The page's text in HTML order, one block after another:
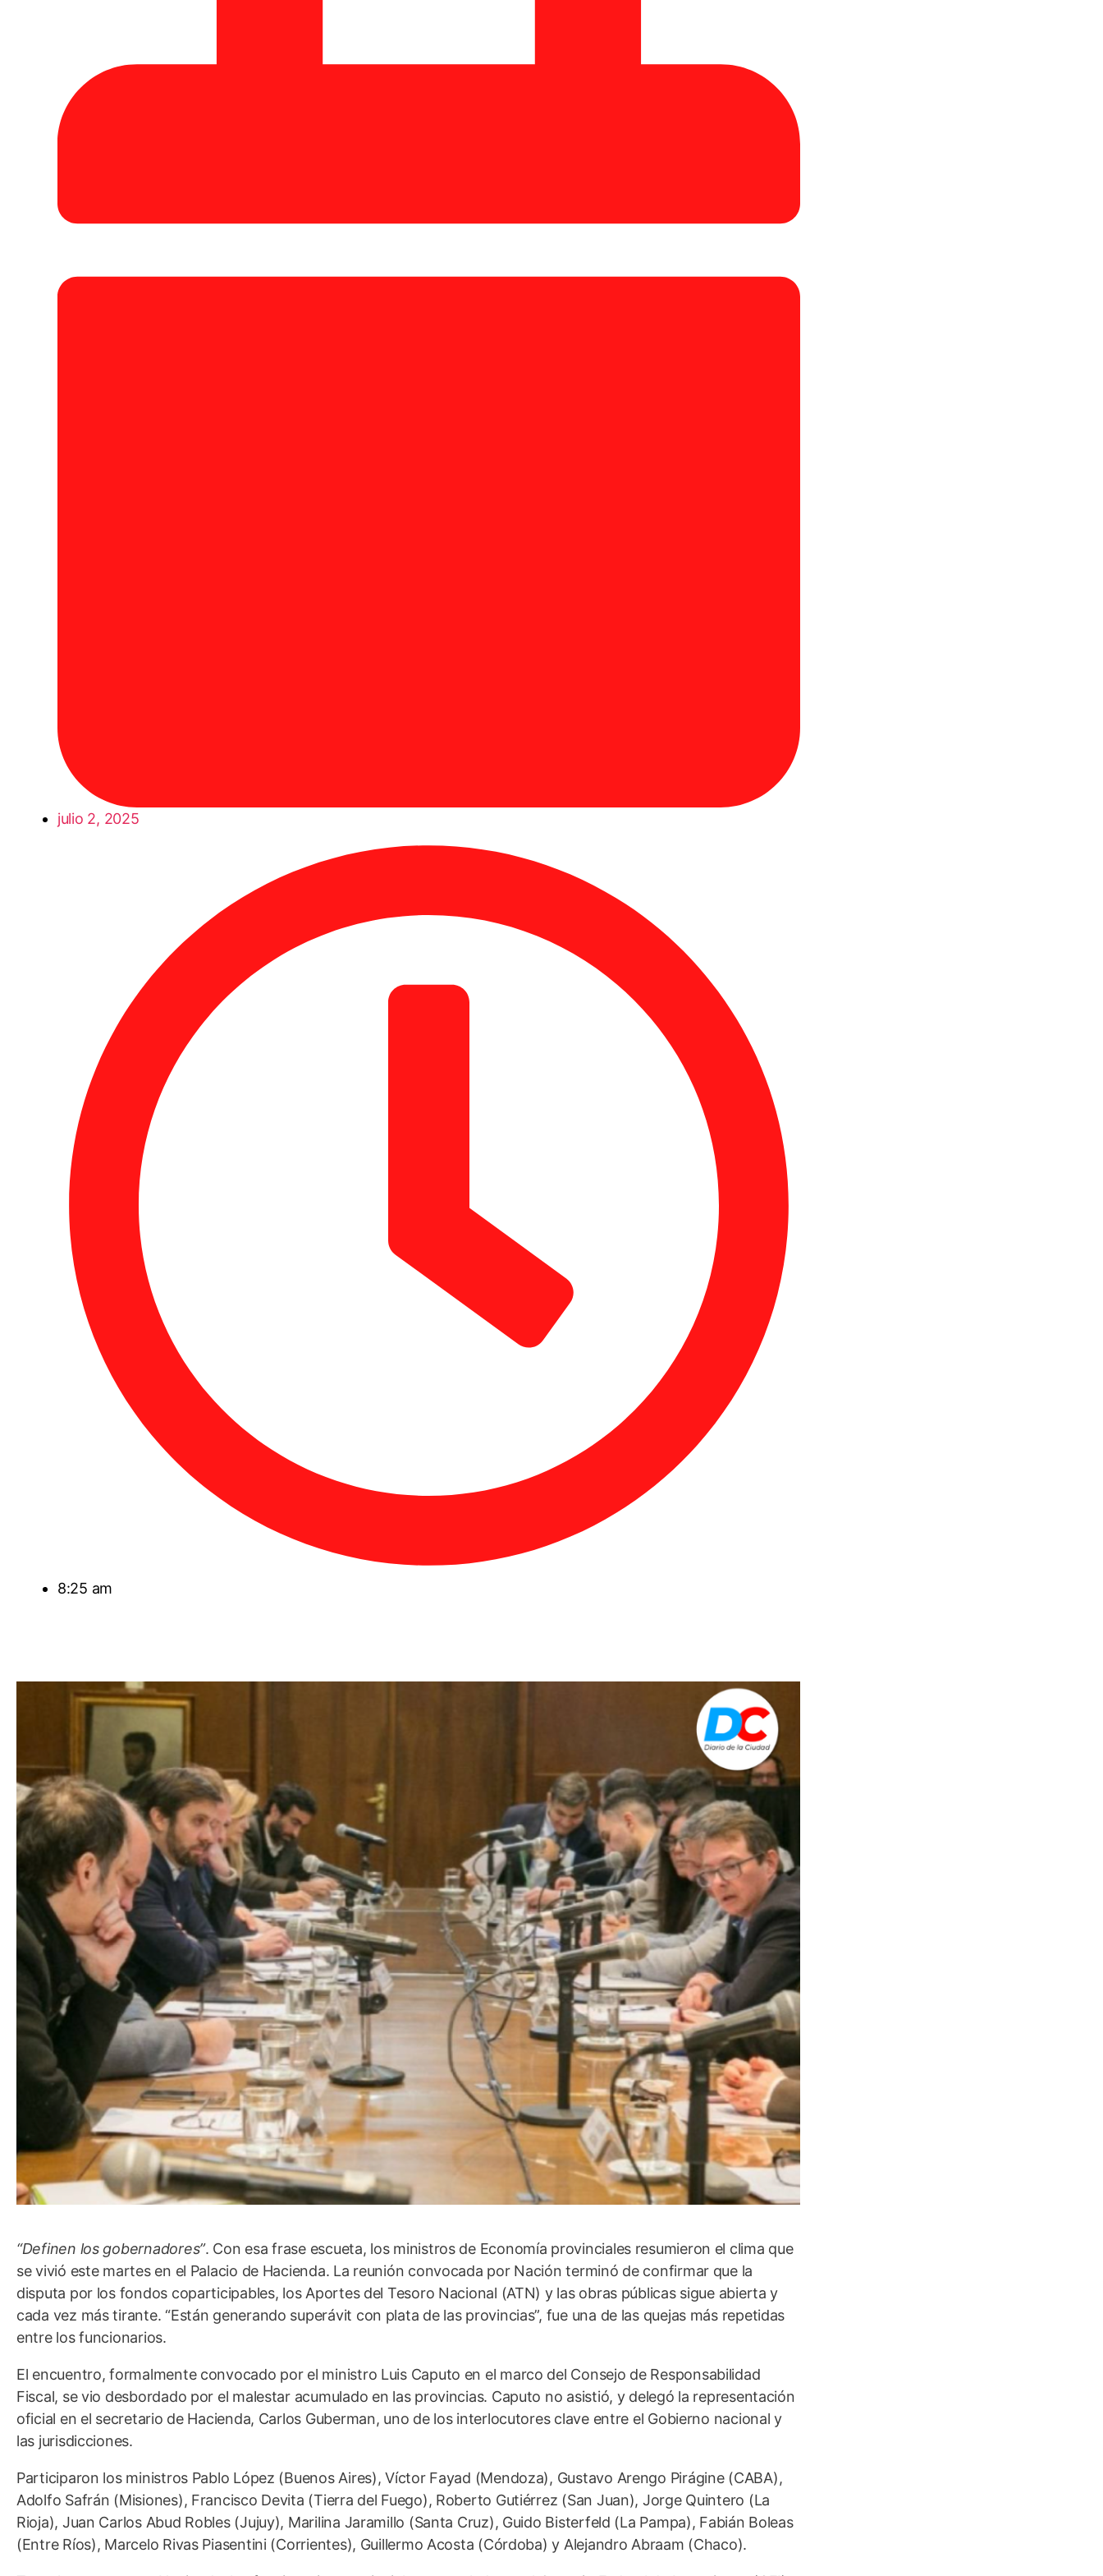
julio 2, 2025
8:25 am
“Definen los gobernadores”. Con esa frase escueta, los ministros de Economía provinciales resumieron el clima que
se vivió este martes en el Palacio de Hacienda. La reunión convocada por Nación terminó de confirmar que la
disputa por los fondos coparticipables, los Aportes del Tesoro Nacional (ATN) y las obras públicas sigue abierta y
cada vez más tirante. “Están generando superávit con plata de las provincias”, fue una de las quejas más repetidas
entre los funcionarios.
El encuentro, formalmente convocado por el ministro Luis Caputo en el marco del Consejo de Responsabilidad
Fiscal, se vio desbordado por el malestar acumulado en las provincias. Caputo no asistió, y delegó la representación
oficial en el secretario de Hacienda, Carlos Guberman, uno de los interlocutores clave entre el Gobierno nacional y
las jurisdicciones.
Participaron los ministros Pablo López (Buenos Aires), Víctor Fayad (Mendoza), Gustavo Arengo Pirágine (CABA),
Adolfo Safrán (Misiones), Francisco Devita (Tierra del Fuego), Roberto Gutiérrez (San Juan), Jorge Quintero (La
Rioja), Juan Carlos Abud Robles (Jujuy), Marilina Jaramillo (Santa Cruz), Guido Bisterfeld (La Pampa), Fabián Boleas
(Entre Ríos), Marcelo Rivas Piasentini (Corrientes), Guillermo Acosta (Córdoba) y Alejandro Abraam (Chaco).